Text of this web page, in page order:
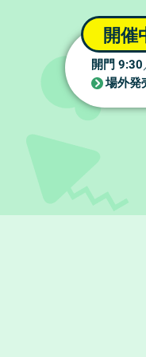
開催
開門 9:30
場外発